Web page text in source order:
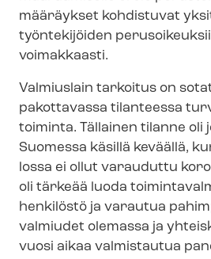
määräykset kohdistuvat
työntekijöiden
voimakkaasti.
Valmiuslain tarkoitus on
pakottavassa tilanteessa
toiminta. Tällainen tilanne oli
Suomessa käsillä keväällä,
los­sa ei ollut varauduttu
oli tärkeää luoda
henkilöstö ja varautua
valmiudet olemassa ja
vuosi aikaa valmistautua